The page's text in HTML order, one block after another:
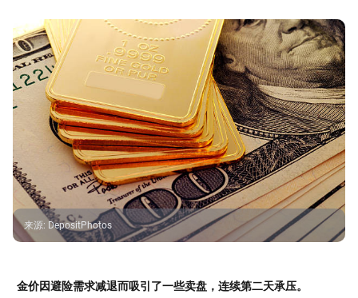
来源: DepositPhotos
金价因避险需求减退而吸引了一些卖盘，连续第二天承压。